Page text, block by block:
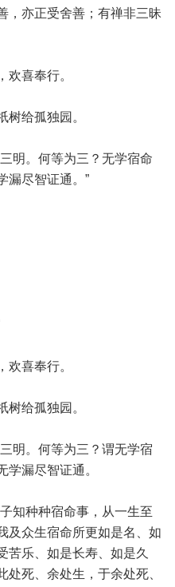
，亦正受舍善；有禅非三昧
欢喜奉行。
树给孤独园。
明。何等为三？无学宿命
漏尽智证通。”
欢喜奉行。
树给孤独园。
明。何等为三？谓无学宿
学漏尽智证通。
知种种宿命事，从一生至
及众生宿命所更如是名、如
苦乐、如是长寿、如是久
死、余处生，于余处死、